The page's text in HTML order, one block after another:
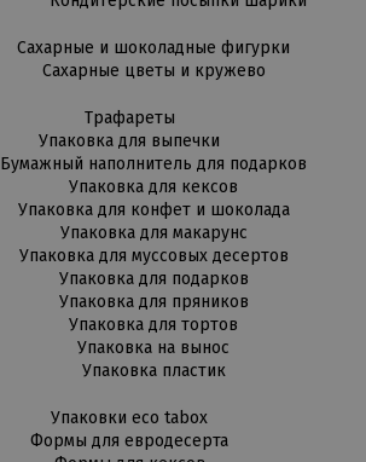
Сахарные и шоколадные фигурки
Сахарные цветы и кружево
Трафареты
Упаковка для выпечки
Бумажный наполнитель для подарков
Упаковка для кексов
Упаковка для конфет и шоколада
Упаковка для макарунс
Упаковка для муссовых десертов
Упаковка для подарков
Упаковка для пряников
Упаковка для тортов
Упаковка на вынос
Упаковка пластик
Упаковки eco tabox
Формы для евродесерта